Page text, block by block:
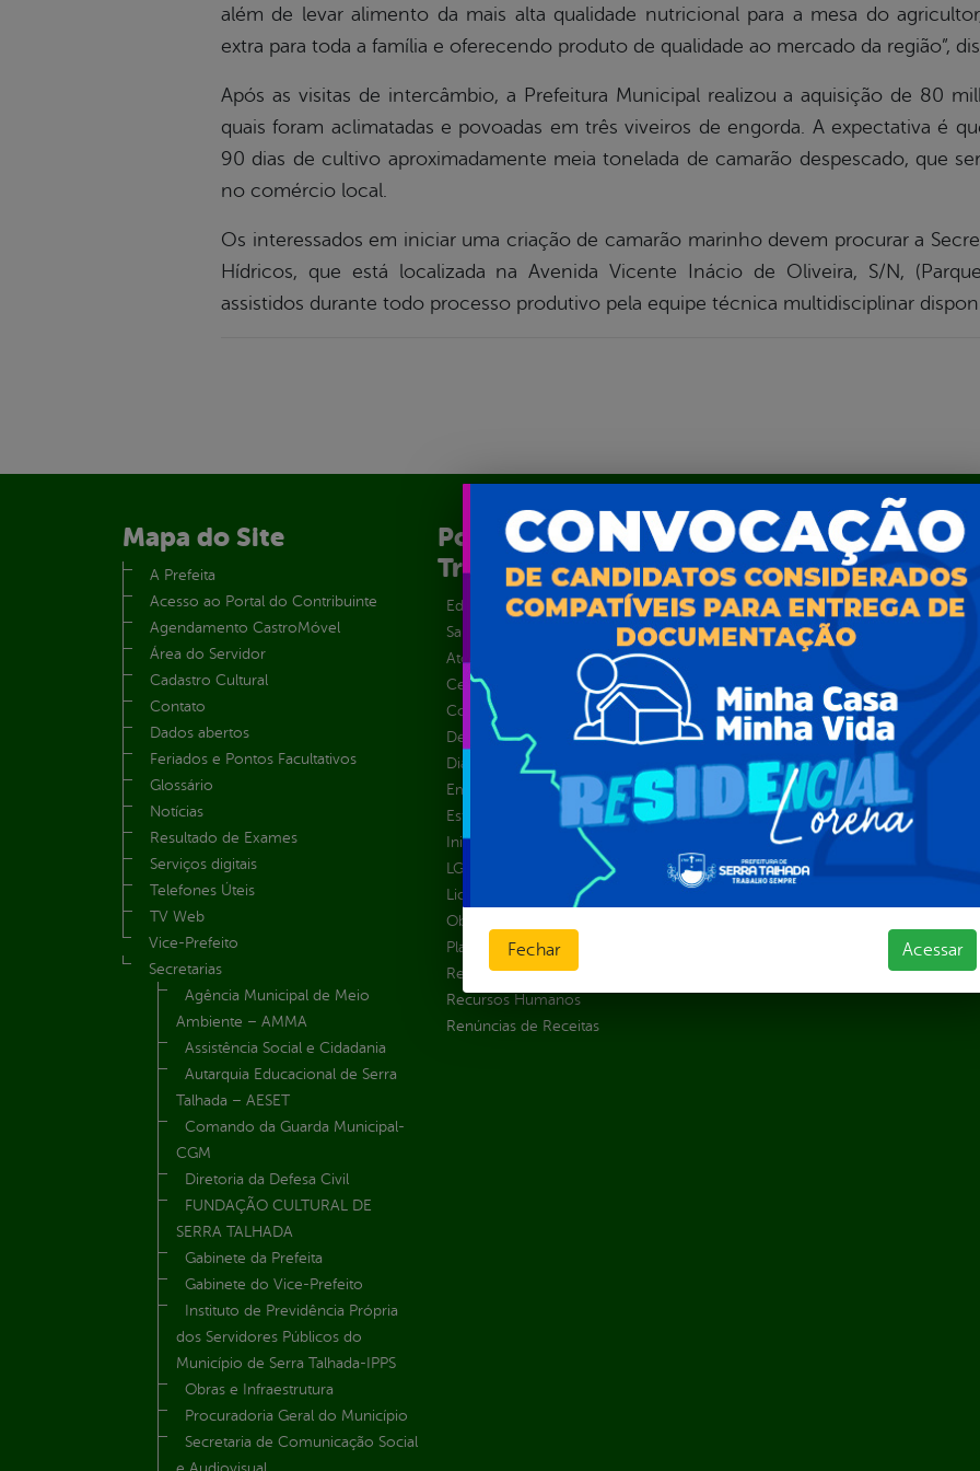
além de levar alimento da mais alta qualidade nutricional para a mesa do
extra para toda a família e oferecendo produto de qualidade ao mercado da região”,
Após as visitas de intercâmbio, a Prefeitura Municipal realizou a aquisição de 80
quais foram aclimatadas e povoadas em três viveiros de engorda. A expectativa é
90 dias de cultivo aproximadamente meia tonelada de camarão despescado, que
no comércio local.
Os interessados em iniciar uma criação de camarão marinho devem procurar a
Hídricos, que está localizada na Avenida Vicente Inácio de Oliveira, S/N,
assistidos durante todo processo produtivo pela equipe técnica multidisciplinar
Mapa do Site
A Prefeita
Acesso ao Portal do Contribuinte
Agendamento CastroMóvel
Área do Servidor
Cadastro Cultural
Contato
Dados abertos
Feriados e Pontos Facultativos
Glossário
Notícias
Resultado de Exames
Serviços digitais
Telefones Úteis
TV Web
Vice-Prefeito
Secretarias
Agência Municipal de Meio
Ambiente – AMMA
Assistência Social e Cidadania
Autarquia Educacional de Serra
Talhada – AESET
Comando da Guarda Municipal-
CGM
Diretoria da Defesa Civil
FUNDAÇÃO CULTURAL DE
SERRA TALHADA
Gabinete da Prefeita
Gabinete do Vice-Prefeito
Instituto de Previdência Própria
dos Servidores Públicos do
Município de Serra Talhada-IPPS
Obras e Infraestrutura
Procuradoria Geral do Município
Secretaria de Comunicação Social
Portal da
Transparência
Educação
Saúde
Atos normativos
Central de Dúvidas
Convênios e Transferências
Despesas
Diárias
Emendas parlamentares
Estrutura Organizacional
Inicio
LGPD e Governo Digital
Licitações e Contratos
Obras Públicas
Planejamento e Prestação de Contas
Receitas
Recursos Humanos
Renúncias de Receitas
E-sic
Como solicitar
Consulte sua Solicitação
Decretos
Estatísticas
Prazos e autoridades
Sic Físico
Solicitar Recurso
Solicitar um pedido
Fechar Acessar